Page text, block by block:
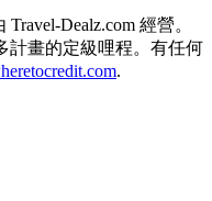
Dealz.com 經營。
計畫的定級哩程。有任何
.